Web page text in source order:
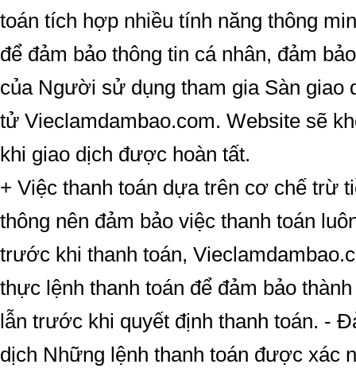
toán tích hợp nhiều tính năng thông
để đảm bảo thông tin cá nhân, đảm
của Người sử dụng tham gia Sàn giao
tử Vieclamdambao.com. Website sẽ
khi giao dịch được hoàn tất.
+ Việc thanh toán dựa trên cơ chế trừ
thông nên đảm bảo việc thanh toán
trước khi thanh toán,
thực lệnh thanh toán để đảm bảo
lẫn trước khi quyết định thanh toán. -
dịch Những lệnh thanh toán được xác